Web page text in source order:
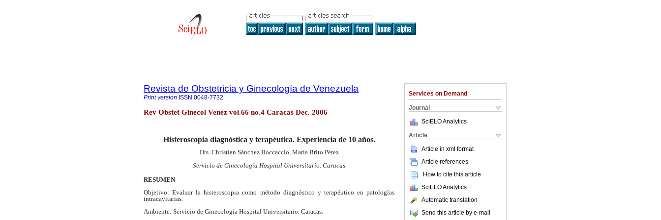
Services on Demand
Journal
SciELO Analytics
Article
Article in xml format
Article references
How to cite this article
SciELO Analytics
Automatic translation
Send this article by e-mail
Revista de Obstetricia y Ginecología de Venezuela
Print version ISSN 0048-7732
Rev Obstet Ginecol Venez vol.66 no.4 Caracas Dec. 2006
Histeroscopia diagnóstica y terapéutica. Experiencia de 10 años.
Drs. Christian Sánchez Boccaccio, María Brito Pérez
Servicio de Ginecología Hospital Universitario. Caracas
RESUMEN
Objetivo: Evaluar la histeroscopia como método diagnóstico y terapéutico en patologías
intracavitarias.
Ambiente: Servicio de Ginecología Hospital Universitario. Caracas.